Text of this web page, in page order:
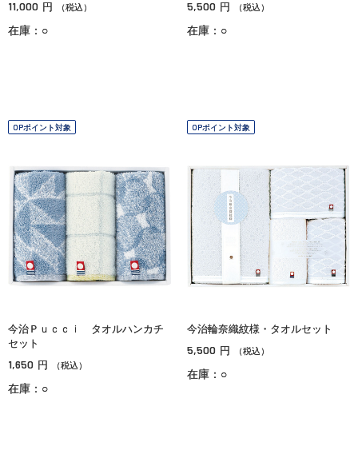
11,000 円 （税込）
在庫：○
5,500 円 （税込）
在庫：○
OPポイント対象
今治Ｐｕｃｃｉ タオルハンカチ
セット
1,650 円 （税込）
在庫：○
OPポイント対象
今治輪奈織紋様・タオルセット
5,500 円 （税込）
在庫：○